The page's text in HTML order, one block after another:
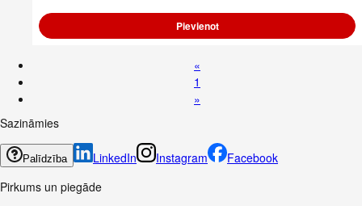
Pievienot
«
1
»
Sazināmies
Palīdzība LinkedIn Instagram
Facebook
Pirkums un piegāde